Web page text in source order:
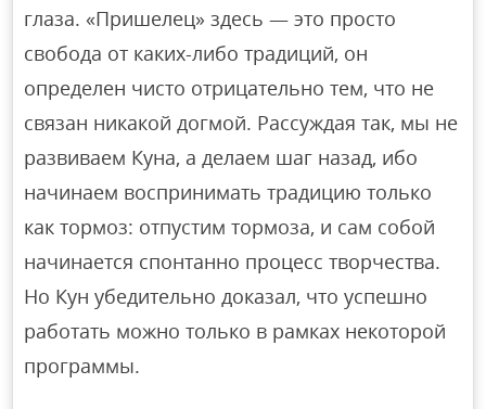
глаза. «Пришелец» здесь — это просто
свобода от каких-либо традиций, он
определен чисто отрицательно тем, что не
связан никакой догмой. Рассуждая так, мы не
развиваем Куна, а делаем шаг назад, ибо
начинаем воспринимать традицию только
как тормоз: отпустим тормоза, и сам собой
начинается спонтанно процесс творчества.
Но Кун убедительно доказал, что успешно
работать можно только в рамках некоторой
программы.